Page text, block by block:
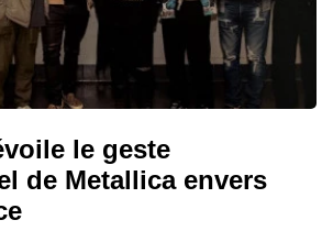
le geste
de Metallica envers